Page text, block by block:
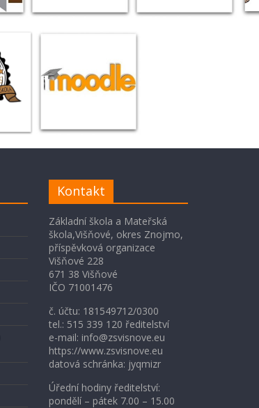
Kontakt
Základní škola a Mateřská
škola,Višňové, okres Znojmo,
příspěvková organizace
Višňové 228
671 38 Višňové
IČO 71001476
č. účtu: 181549712/0300
tel.: 515 339 120 ředitelství
e-mail: info@zsvisnove.eu
https://www.zsvisnove.eu
datová schránka: jyqmizr
Úřední hodiny ředitelství:
pondělí – pátek 7.00 – 15.00